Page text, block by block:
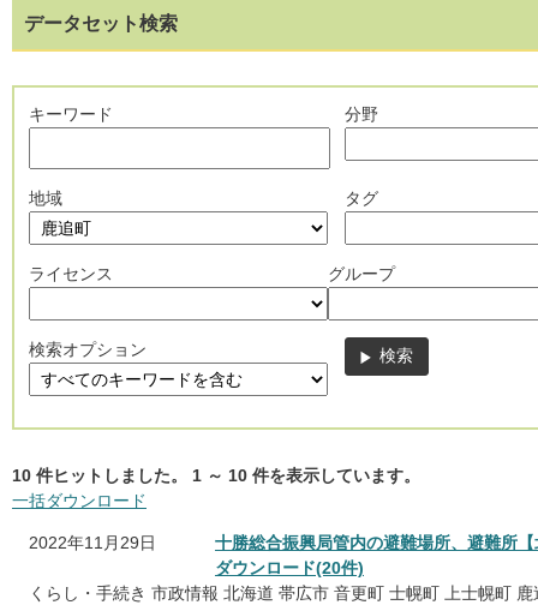
データセット検索
キーワード 分野
地域 タグ
ライセンス グループ
検索オプション
10 件ヒットしました。 1 ～ 10 件を表示しています。
一括ダウンロード
2022年11月29日
十勝総合振興局管内の避難場所、避難所
ダウンロード(20件)
くらし・手続き 市政情報 北海道 帯広市 音更町 士幌町 上士幌町 鹿